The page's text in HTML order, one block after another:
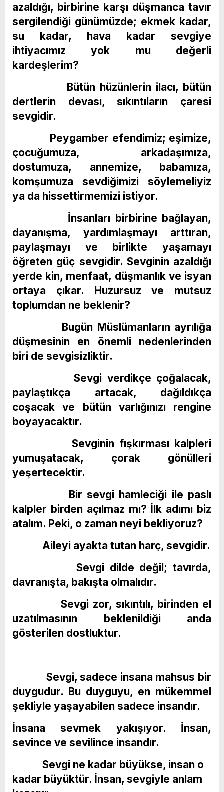
azaldığı, birbirine karşı düşmanca tavır
sergilendiği günümüzde; ekmek kadar,
su kadar, hava kadar sevgiye
ihtiyacımız yok mu değerli
kardeşlerim?
Bütün hüzünlerin ilacı, bütün
dertlerin devası, sıkıntıların çaresi
sevgidir.
Peygamber efendimiz; eşimize,
çocuğumuza, arkadaşımıza,
dostumuza, annemize, babamıza,
komşumuza sevdiğimizi söylemeliyiz
ya da hissettirmemizi istiyor.
İnsanları birbirine bağlayan,
dayanışma, yardımlaşmayı arttıran,
paylaşmayı ve birlikte yaşamayı
öğreten güç sevgidir. Sevginin azaldığı
yerde kin, menfaat, düşmanlık ve isyan
ortaya çıkar. Huzursuz ve mutsuz
toplumdan ne beklenir?
Bugün Müslümanların ayrılığa
düşmesinin en önemli nedenlerinden
biri de sevgisizliktir.
Sevgi verdikçe çoğalacak,
paylaştıkça artacak, dağıldıkça
coşacak ve bütün varlığınızı rengine
boyayacaktır.
Sevginin fışkırması kalpleri
yumuşatacak, çorak gönülleri
yeşertecektir.
Bir sevgi hamleciği ile paslı
kalpler birden açılmaz mı? İlk adımı biz
atalım. Peki, o zaman neyi bekliyoruz?
Aileyi ayakta tutan harç, sevgidir.
Sevgi dilde değil; tavırda,
davranışta, bakışta olmalıdır.
Sevgi zor, sıkıntılı, birinden el
uzatılmasının beklenildiği anda
gösterilen dostluktur.
Sevgi, sadece insana mahsus bir
duygudur. Bu duyguyu, en mükemmel
şekliyle yaşayabilen sadece insandır.
İnsana sevmek yakışıyor. İnsan,
sevince ve sevilince insandır.
Sevgi ne kadar büyükse, insan o
kadar büyüktür. İnsan, sevgiyle anlam